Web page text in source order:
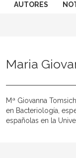
AUTORES
Maria
Mª Giovanna
en Bacteriología,
españolas en la